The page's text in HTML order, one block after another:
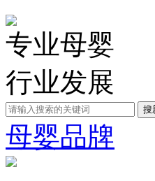
专业母婴
行业发展
母婴品牌